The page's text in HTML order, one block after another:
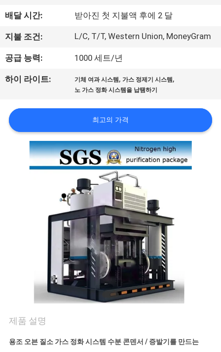
장
견
학
질
스
배달 시간: 받아진 첫 지불액 후에 2 달
지불 조건: L/C, T/T, Western Union, MoneyGram
공급 능력: 1000 세트/년
하이 라이트: 기체 여과 시스템 ,가스 정제기 시스템 ,
노 가스 정화 시스템을 납땜하기
최고의 가격
제품 설명
용조 오븐 질소 가스 정화 시스템 수분 콘덴서 / 증발기를 만드는